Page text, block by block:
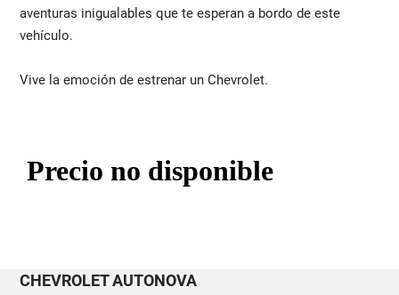
aventuras inigualables que te esperan a bordo de este
vehículo.
Vive la emoción de estrenar un Chevrolet.